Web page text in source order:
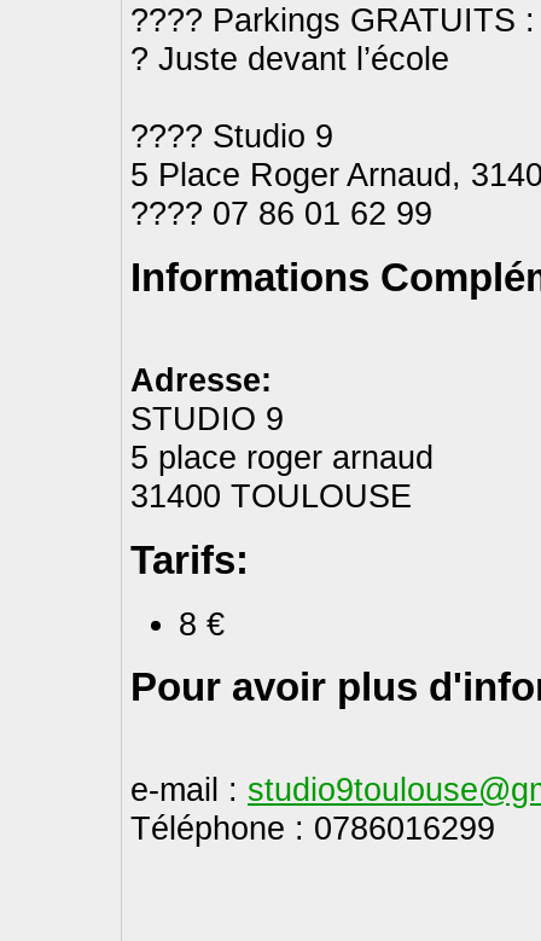
???? Parkings GRATUITS :
? Juste devant l’école
???? Studio 9
5 Place Roger Arnaud,
???? 07 86 01 62 99
Informations
Adresse:
STUDIO 9
5 place roger arnaud
31400 TOULOUSE
Tarifs:
8 €
Pour avoir plus
e-mail :
Téléphone : 0786016299